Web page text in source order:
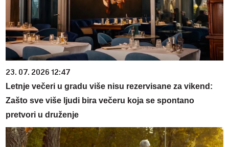
23. 07. 2026 12:47
Letnje večeri u gradu više nisu rezervisane za vikend:
Zašto sve više ljudi bira večeru koja se spontano
pretvori u druženje